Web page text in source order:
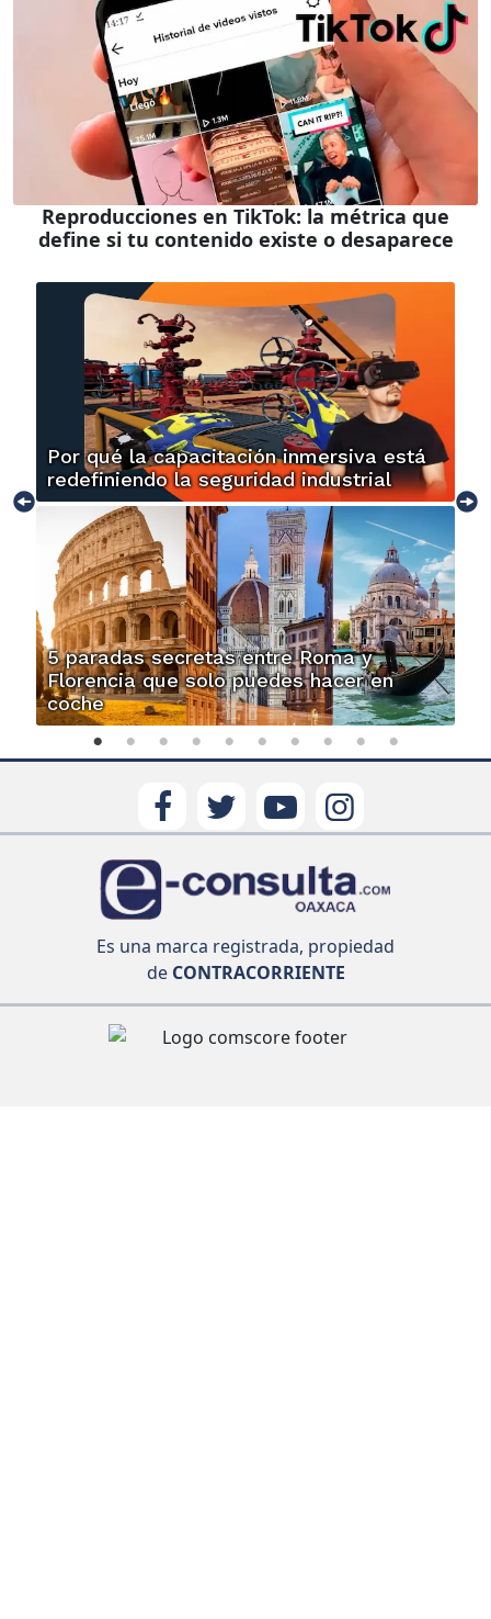
Reproducciones en TikTok: la métrica que
define si tu contenido existe o desaparece
Por qué la capacitación inmersiva está
redefiniendo la seguridad industrial
5 paradas secretas entre Roma y
Florencia que solo puedes hacer en
coche
Es una marca registrada, propiedad
deCONTRACORRIENTE